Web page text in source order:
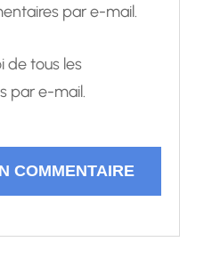
par e-mail.
de tous les
par e-mail.